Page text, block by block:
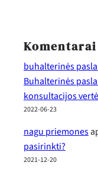
Komentarai
buhalterinės
Buhalterinės
konsultacijos
2022-06-23
nagu priemones
pasirinkti?
2021-12-20